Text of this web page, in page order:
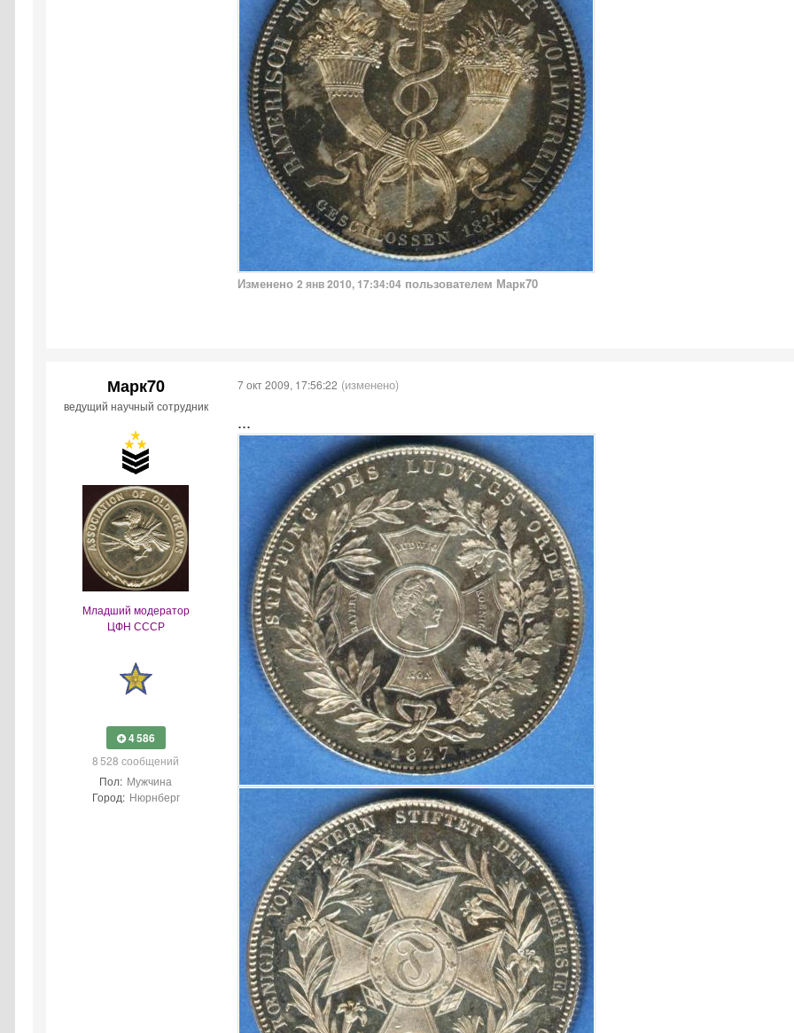
Изменено 2 янв 2010, 17:34:04 пользователем Марк70
Марк70
ведущий научный сотрудник
Младший модератор
ЦФН СССР
4 586
8 528 сообщений
Пол: Мужчина
Город: Нюрнберг
7 окт 2009, 17:56:22 (изменено)
...